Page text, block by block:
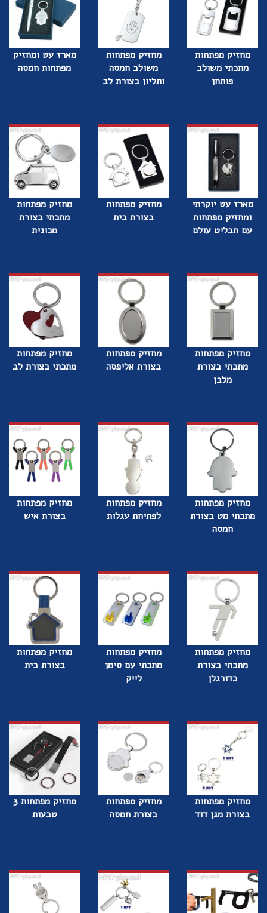
מחזיק מפתחות
מתכתי משולב
פותחן
מחזיק מפתחות
משולב חמסה
ותליון בצורת לב
מארז עט ומחזיק
מפתחות חמסה
מארז עט יוקרתי
ומחזיק מפתחות
עם תבליט עולם
מחזיק מפתחות
בצורת בית
מחזיק מפתחות
מתכתי בצורת
מכונית
מחזיק מפתחות
מתכתי בצורת
מלבן
מחזיק מפתחות
בצורת אליפסה
מחזיק מפתחות
מתכתי בצורת לב
מחזיק מפתחות
מתכתי מט בצורת
חמסה
מחזיק מפתחות
לפתיחת עגלות
מחזיק מפתחות
בצורת איש
מחזיק מפתחות
מתכתי בצורת
כדורגלן
מחזיק מפתחות
מתכתי עם סימן
לייק
מחזיק מפתחות
בצורת בית
מחזיק מפתחות
בצורת מגן דוד
מחזיק מפתחות
בצורת חמסה
מחזיק מפתחות 3
טבעות